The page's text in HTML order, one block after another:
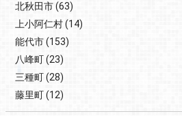
北秋田市(63)
上小阿仁村(14)
能代市(153)
八峰町(23)
三種町(28)
藤里町(12)